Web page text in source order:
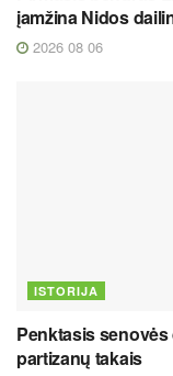
įamžina Nidos
2026 08 06
ISTORIJA
Penktasis
partizanų takais